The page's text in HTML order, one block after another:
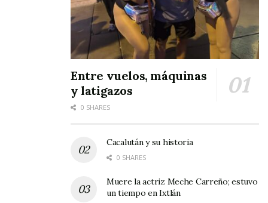
aparatos ortopédicos.
Entre vuelos, máquinas
y latigazos
0 SHARES
Cacalután y su historia
0 SHARES
Muere la actriz Meche Carreño; estuvo
un tiempo en Ixtlán